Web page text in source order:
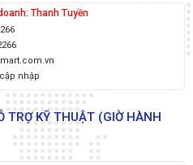
Thanh Tuyền
nhập
TRỢ KỸ THUẬT (GIỜ HÀNH